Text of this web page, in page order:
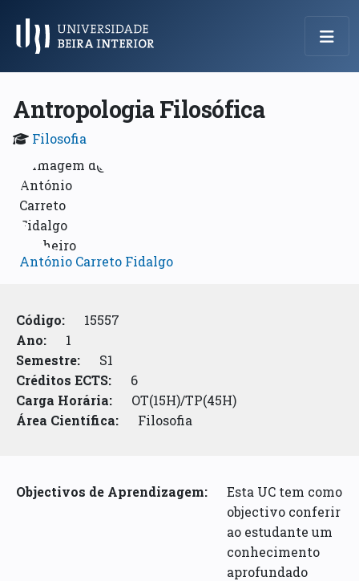
Menu Principal
Antropologia Filosófica
Filosofia
António Carreto Fidalgo
Código:
15557
Ano:
1
Semestre:
S1
Créditos ECTS:
6
Carga Horária:
OT(15H)/TP(45H)
Área Científica:
Filosofia
Objectivos de Aprendizagem:
Esta UC tem como
objectivo conferir
ao estudante um
conhecimento
aprofundado